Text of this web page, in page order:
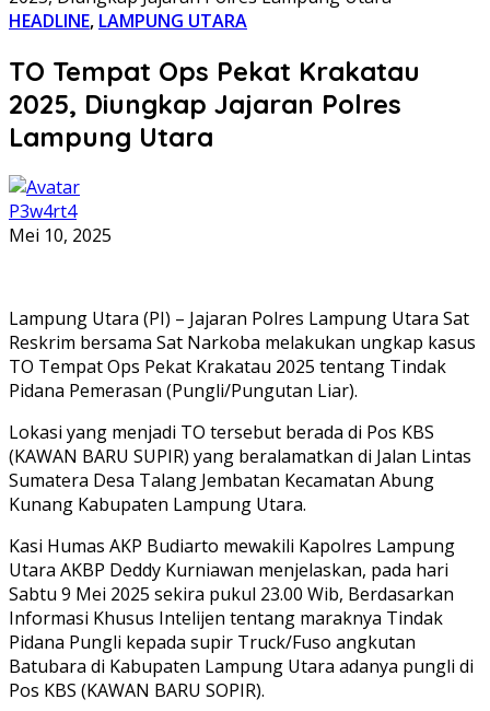
HEADLINE, LAMPUNG UTARA
TO Tempat Ops Pekat Krakatau
2025, Diungkap Jajaran Polres
Lampung Utara
P3w4rt4
Mei 10, 2025
Lampung Utara (PI) – Jajaran Polres Lampung Utara Sat
Reskrim bersama Sat Narkoba melakukan ungkap kasus
TO Tempat Ops Pekat Krakatau 2025 tentang Tindak
Pidana Pemerasan (Pungli/Pungutan Liar).
Lokasi yang menjadi TO tersebut berada di Pos KBS
(KAWAN BARU SUPIR) yang beralamatkan di Jalan Lintas
Sumatera Desa Talang Jembatan Kecamatan Abung
Kunang Kabupaten Lampung Utara.
Kasi Humas AKP Budiarto mewakili Kapolres Lampung
Utara AKBP Deddy Kurniawan menjelaskan, pada hari
Sabtu 9 Mei 2025 sekira pukul 23.00 Wib, Berdasarkan
Informasi Khusus Intelijen tentang maraknya Tindak
Pidana Pungli kepada supir Truck/Fuso angkutan
Batubara di Kabupaten Lampung Utara adanya pungli di
Pos KBS (KAWAN BARU SOPIR).